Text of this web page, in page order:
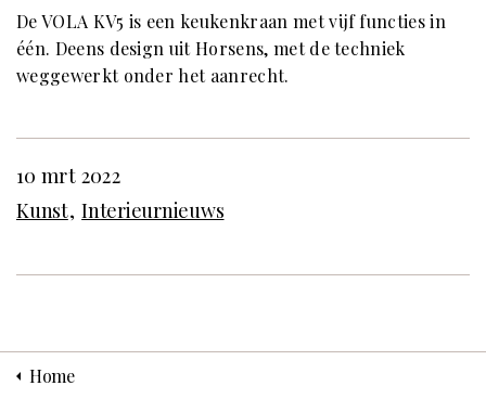
De VOLA KV5 is een keukenkraan met vijf functies in
één. Deens design uit Horsens, met de techniek
weggewerkt onder het aanrecht.
10 mrt 2022
Kunst Interieurnieuws
Home